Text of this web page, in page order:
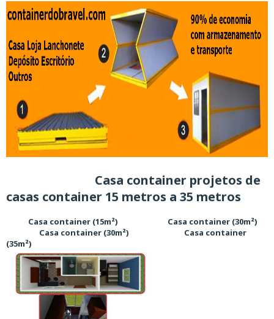
Casa container projetos de
casas container 15 metros a 35 metros
Casa container (15m²) Casa container (30m²)
Casa container (30m²) Casa container
(35m²)